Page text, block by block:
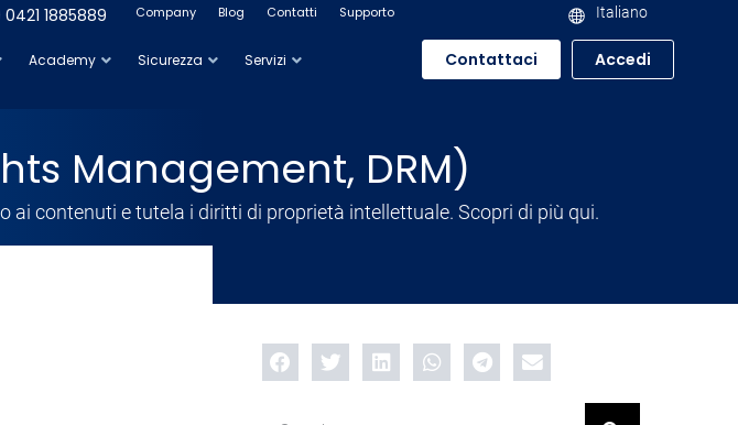
0421 1885889 Company Blog Contatti Supporto Italiano
Academy Sicurezza Servizi Contattaci Accedi
Management, DRM)
contenuti e tutela i diritti di proprietà intellettuale. Scopri di più qui.